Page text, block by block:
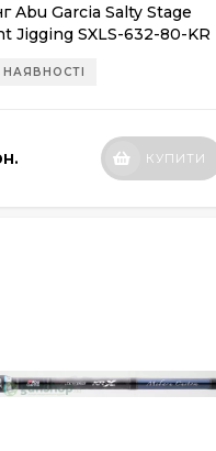
Abu Garcia Salty Stage
Jigging SXLS-632-80-KR
КУПИТИ